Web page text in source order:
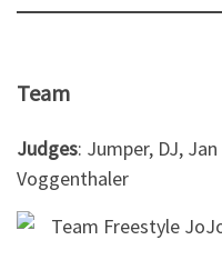
Team
Judges: Jumper, DJ,
Voggenthaler